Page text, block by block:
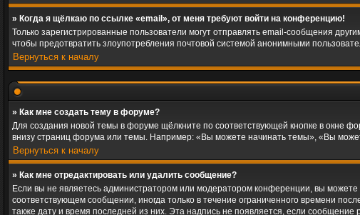
» Когда я щёлкаю по ссылке «email», от меня требуют войти на конференцию!
Только зарегистрированные пользователи могут отправлять email-сообщения
чтобы предотвратить злоупотребления почтовой системой анонимными
Вернуться к началу
» Как мне создать тему в форуме?
Для создания новой темы в форуме щёлкните по соответствующей кнопке в окне
внизу страниц форума или темы. Например: «Вы можете начинать темы», «Вы
Вернуться к началу
» Как мне отредактировать или удалить сообщение?
Если вы не являетесь администратором или модератором конференции, вы
соответствующем сообщении, иногда только в течение ограниченного времени
также дату и время последней из них. Эта надпись не появляется, если